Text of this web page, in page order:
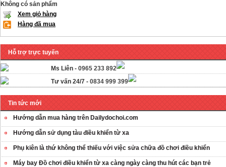
Không có sản phẩm
Xem giỏ hàng
Hàng đã mua
Hỗ trợ trực tuyến
Ms Liên - 0965 233 892
Tư vấn 24/7 - 0834 999 399
Tin tức mới
Hướng dẫn mua hàng trên Dailydochoi.com
Hướng dẫn sử dụng tàu điều khiển từ xa
Phụ kiên là thứ không thể thiếu với việc sửa chữa đồ chơi điều khiển
Máy bay Đồ chơi điều khiển từ xa càng ngày càng thu hút các bạn trẻ